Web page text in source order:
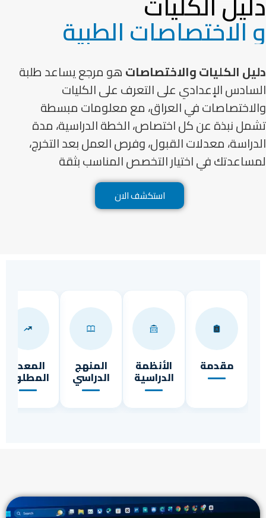
و الاختصاصات الطبية
دليل الكليات والاختصاصاتهو مرجع يساعد طلبة
السادس الإعدادي على التعرف على الكليات
والاختصاصات في العراق، مع معلومات مبسطة
تشمل نبذة عن كل اختصاص، الخطة الدراسية، مدة
الدراسة، معدلات القبول، وفرص العمل بعد التخرج،
لمساعدتك في اختيار التخصص المناسب بثقة
استكشف الان
مقدمة الأنظمة
الدراسية
المنهج
الدراسي
المعدل
المطلوب